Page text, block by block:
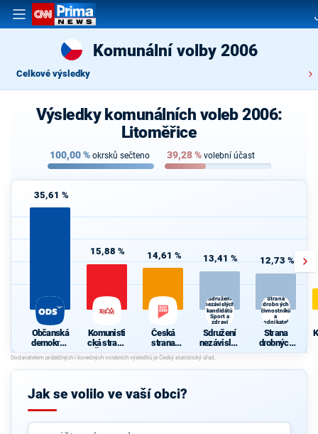
Komunální volby 2006
Celkové výsledky
Výsledky komunálních voleb 2006:
Litoměřice
100,00% okrsků sečteno 39,28% volební účast
35,61 %
Občanská
demokrati
cká strana
15,88 %
Komunisti
cká strana
Čech a
Moravy
14,61 %
Česká
strana
sociálně
demokrati
cká
13,41 %
Sdružení
nezávislých
kandidátů
Sport a
zdraví
Sdružení
nezávislýc
kandidátů
Sport a
12,73 %
Strana
drobných
živnostníků
a
podnikatelů
Strana
drobných
živnostník
podnikatel
Jak se volilo ve vaší obci?